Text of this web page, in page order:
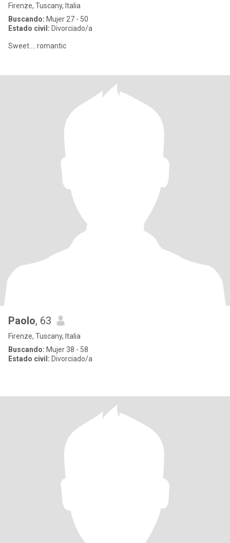
Firenze, Tuscany, Italia
Buscando: Mujer 27 - 50
Estado civil: Divorciado/a
Sweet.... romantic
Paolo, 63
Firenze, Tuscany, Italia
Buscando: Mujer 38 - 58
Estado civil: Divorciado/a